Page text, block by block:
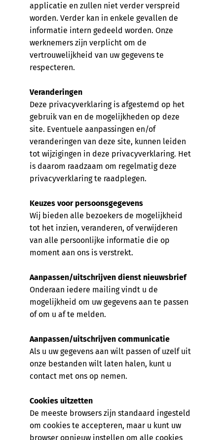
applicatie en zullen niet verder verspreid
worden. Verder kan in enkele gevallen de
informatie intern gedeeld worden. Onze
werknemers zijn verplicht om de
vertrouwelijkheid van uw gegevens te
respecteren.
Veranderingen
Deze privacyverklaring is afgestemd op het
gebruik van en de mogelijkheden op deze
site. Eventuele aanpassingen en/of
veranderingen van deze site, kunnen leiden
tot wijzigingen in deze privacyverklaring. Het
is daarom raadzaam om regelmatig deze
privacyverklaring te raadplegen.
Keuzes voor persoonsgegevens
Wij bieden alle bezoekers de mogelijkheid
tot het inzien, veranderen, of verwijderen
van alle persoonlijke informatie die op
moment aan ons is verstrekt.
Aanpassen/uitschrijven dienst nieuwsbrief
Onderaan iedere mailing vindt u de
mogelijkheid om uw gegevens aan te passen
of om u af te melden.
Aanpassen/uitschrijven communicatie
Als u uw gegevens aan wilt passen of uzelf uit
onze bestanden wilt laten halen, kunt u
contact met ons op nemen.
Cookies uitzetten
De meeste browsers zijn standaard ingesteld
om cookies te accepteren, maar u kunt uw
browser opnieuw instellen om alle cookies